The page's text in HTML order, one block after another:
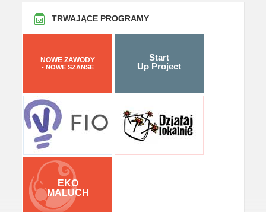
TRWAJĄCE PROGRAMY
NOWE ZAWODY
- NOWE SZANSE
Start
Up Project
EKO
MALUCH